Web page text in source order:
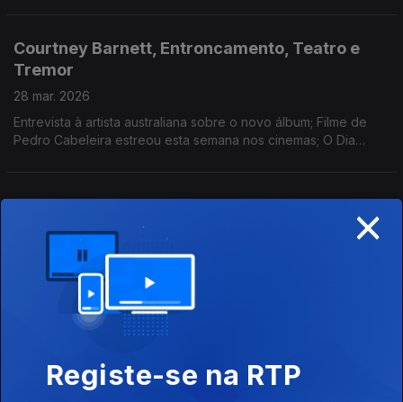
Courtney Barnett, Entroncamento, Teatro e
Tremor
28 mar. 2026
Entrevista à artista australiana sobre o novo álbum; Filme de
Pedro Cabeleira estreou esta semana nos cinemas; O Dia
Diana Niepce
21 mar. 2026
Festival dos Açores arranca terça-feira e primeiros nomes em
Cem Soldos; entrevista à estrela do flamenco; RedSkyFalls em
Veneza e reportagem no Guggenheim Bilbau; nomeados aos
Play; coreógrafa na Culturgest; Óscares.
Óscares, Monstra, Unsafe Space Garden e
Horas Azuis
×
Registe-se na RTP